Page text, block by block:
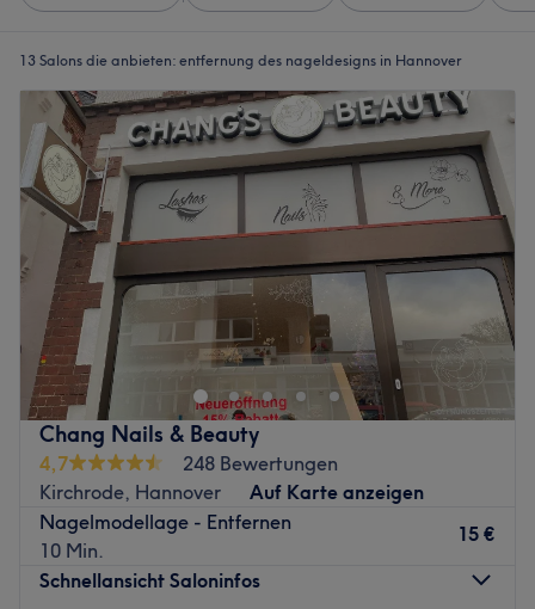
13 Salons die anbieten: entfernung des nageldesigns in Hannover
Chang Nails & Beauty
4,7
248 Bewertungen
Kirchrode, Hannover
Auf Karte anzeigen
Nagelmodellage - Entfernen
10 Min.
15 €
Schnellansicht Saloninfos